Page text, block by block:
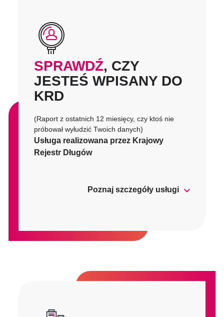
SPRAWDŹ, CZY
JESTEŚ WPISANY DO
KRD
(Raport z ostatnich 12 miesięcy, czy ktoś nie
próbował wyłudzić Twoich danych)
Usługa realizowana przez Krajowy
Rejestr Długów
Poznaj szczegóły usługi